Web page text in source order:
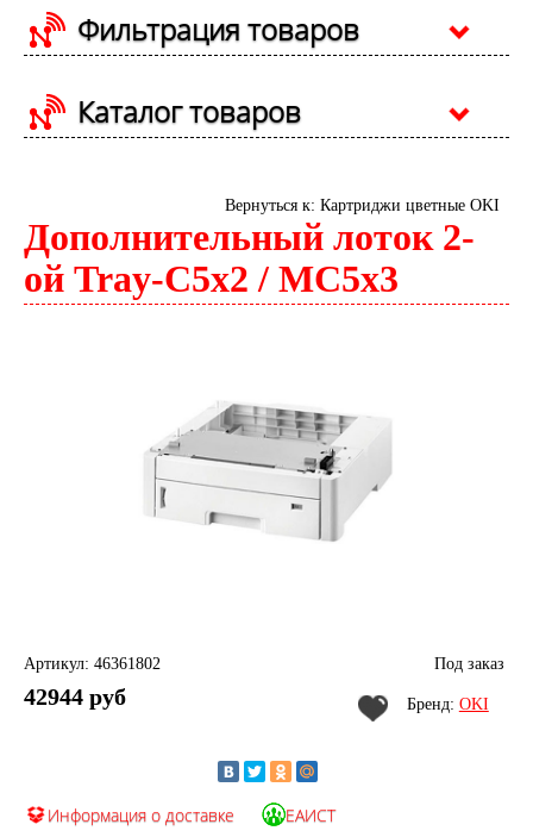
Фильтрация товаров
Каталог товаров
Вернуться к: Картриджи цветные OKI
Дополнительный лоток 2-
ой Tray-C5x2 / MC5x3
Артикул: 46361802 Под заказ
42944 руб Бренд: OKI
Информация о доставке
ЕАИСТ